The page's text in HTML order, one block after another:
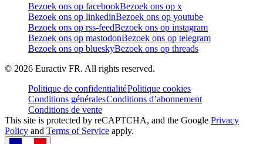
Bezoek ons op facebookBezoek ons op x
Bezoek ons op linkedinBezoek ons op youtube
Bezoek ons op rss-feedBezoek ons op instagram
Bezoek ons op mastodonBezoek ons op telegram
Bezoek ons op blueskyBezoek ons op threads
© 2026 Euractiv FR. All rights reserved.
Politique de confidentialitéPolitique cookies
Conditions généralesConditions d’abonnement
Conditions de vente
This site is protected by reCAPTCHA, and the Google Privacy
Policy and Terms of Service apply.